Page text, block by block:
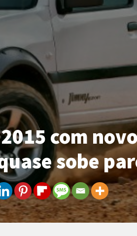
com
sobe